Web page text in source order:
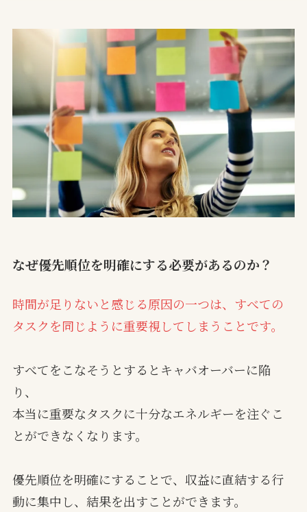
なぜ優先順位を明確にする必要があるのか？
時間が足りないと感じる原因の一つは、すべての
タスクを同じように重要視してしまうことです。
すべてをこなそうとするとキャバオーバーに陥
り、
本当に重要なタスクに十分なエネルギーを注ぐこ
とができなくなります。
優先順位を明確にすることで、収益に直結する行
動に集中し、結果を出すことができます。